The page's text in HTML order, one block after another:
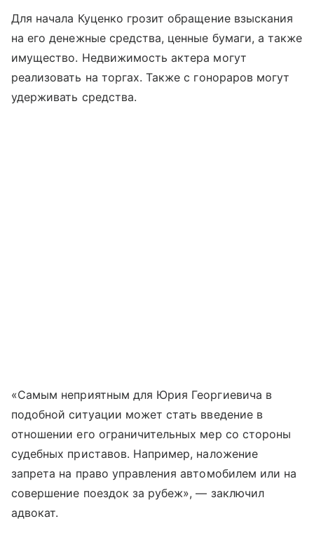
Для начала Куценко грозит обращение взыскания
на его денежные средства, ценные бумаги, а также
имущество. Недвижимость актера могут
реализовать на торгах. Также с гонораров могут
удерживать средства.
«Самым неприятным для Юрия Георгиевича в
подобной ситуации может стать введение в
отношении его ограничительных мер со стороны
судебных приставов. Например, наложение
запрета на право управления автомобилем или на
совершение поездок за рубеж», — заключил
адвокат.